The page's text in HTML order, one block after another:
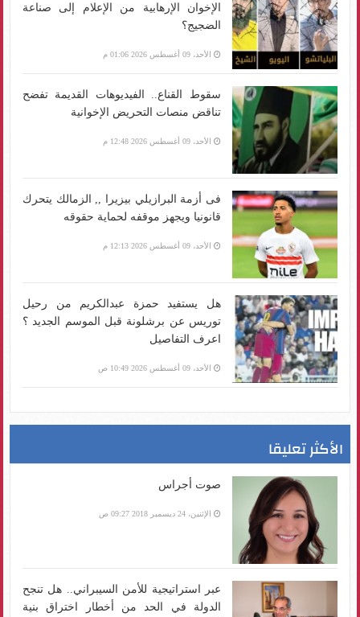
الإخوان الإرهابية من الإعلام إلى صناعة
الضجيج؟
الأحد، 09 أغسطس 2026 01:06 م
سقوط القناع.. الفيديوهات القديمة تفضح
تناقض منصات التحريض الإخوانية
الأحد، 09 أغسطس 2026 12:48 م
فى أزمة البرازيلي بيزيرا ,, الزمالك يتحرك
قانونيا ويجهز موقفه لحماية حقوقه
الأحد، 09 أغسطس 2026 12:13 م
هل يستفيد حمزة عبدالكريم من رحيل
توريس عن برشلونة قبل الموسم الجديد ؟
اعرف التفاصيل
الأحد، 09 أغسطس 2026 10:49 ص
الأكثر تعليقا
صوت أجراس
الإثنين، 24 ديسمبر 2018 09:27 ص
عبر استراتيجية للأمن السيبراني.. هل تنجح
الدولة في الحد من أخطار اختراق بنية